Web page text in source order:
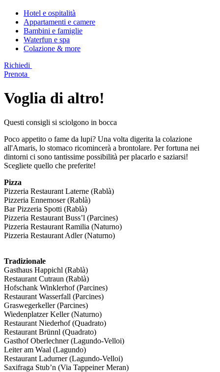
Hotel e ospitalità
Appartamenti e camere
Bambini e famiglie
Waterfun e spa
Colazione & more
Richiedi
Prenota
Voglia di altro!
Questi consigli si sciolgono in bocca
Poco appetito o fame da lupi? Una volta digerita la colazione
all'Amaris, lo stomaco ricomincerà a brontolare. Per fortuna nei
dintorni ci sono tantissime possibilità per placarlo e saziarsi!
Scegliete quello che preferite!
Pizza
Pizzeria Restaurant Laterne (Rablà)
Pizzeria Ennemoser (Rablà)
Bar Pizzeria Spotti (Rablà)
Pizzeria Restaurant Buss’l (Parcines)
Pizzeria Restaurant Ramilia (Naturno)
Pizzeria Restaurant Adler (Naturno)
Tradizionale
Gasthaus Happichl (Rablà)
Restaurant Cutraun (Rablà)
Hofschank Winklerhof (Parcines)
Restaurant Wasserfall (Parcines)
Graswegerkeller (Parcines)
Wiedenplatzer Keller (Naturno)
Restaurant Niederhof (Quadrato)
Restaurant Brünnl (Quadrato)
Gasthof Oberlechner (Lagundo-Velloi)
Leiter am Waal (Lagundo)
Restaurant Ladurner (Lagundo-Velloi)
Saxifraga Stub’n (Via Tappeiner Meran)